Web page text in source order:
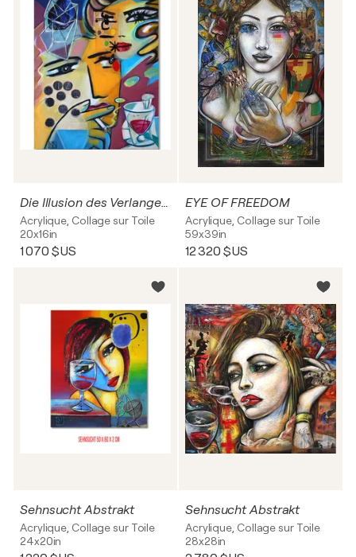
Die Illusion des Verlangens
Acrylique, Collage sur Toile
20x16in
1 070 $US
EYE OF FREEDOM
Acrylique, Collage sur Toile
59x39in
12 320 $US
Sehnsucht Abstrakt
Acrylique, Collage sur Toile
24x20in
Sehnsucht Abstrakt
Acrylique, Collage sur Toile
28x28in